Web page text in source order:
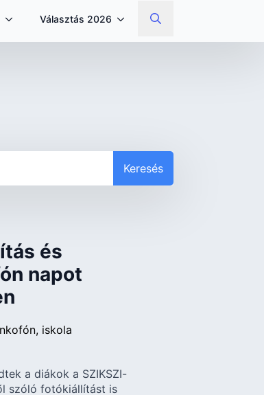
Választás 2026
Search
Keresés
és
napot
iskola
a diákok a SZIKSZI-
szóló fotókiállítást is